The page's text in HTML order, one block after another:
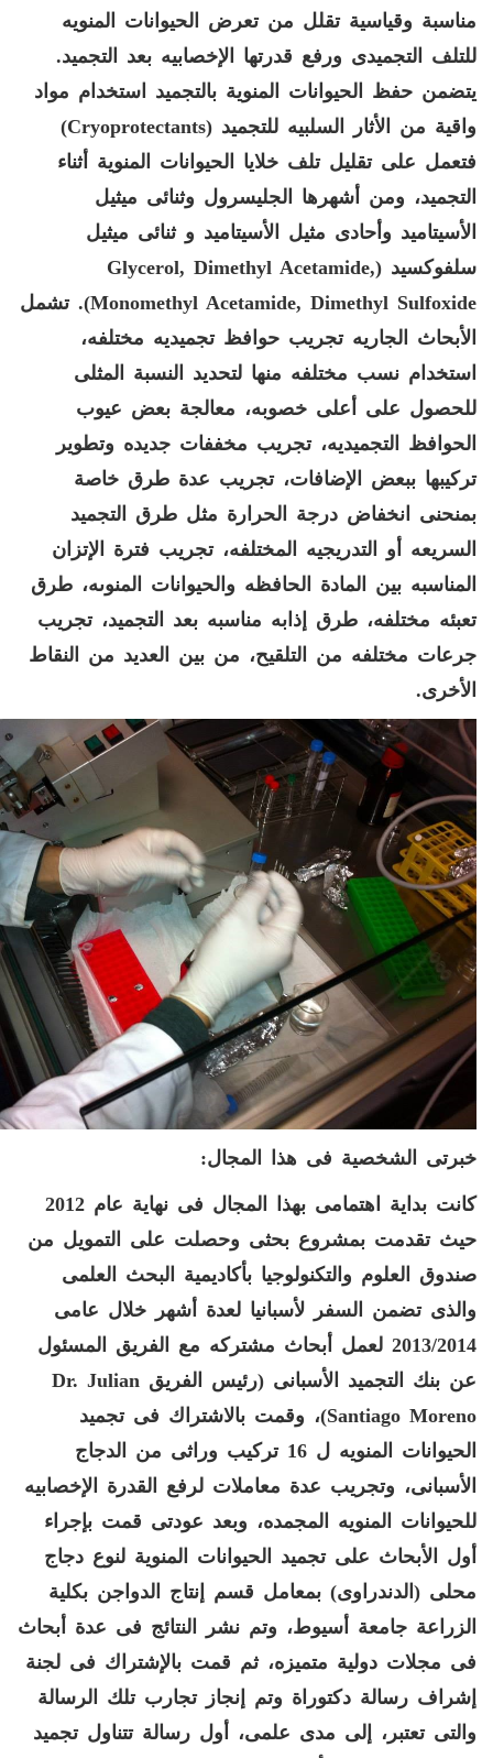
مناسبة وقياسية تقلل من تعرض الحيوانات المنويه
للتلف التجميدى ورفع قدرتها الإخصابيه بعد التجميد.
يتضمن حفظ الحيوانات المنوية بالتجميد استخدام مواد
واقية من الأثار السلبيه للتجميد (
Cryoprotectants
)
فتعمل على تقليل تلف خلايا الحيوانات المنوية أثناء
التجميد، ومن أشهرها الجليسرول وثنائى ميثيل
الأسيتاميد وأحادى مثيل الأسيتاميد وثنائى ميثيل
سلفوكسيد (
Glycerol, Dimethyl Acetamide,
Monomethyl Acetamide, Dimethyl Sulfoxide
).تشمل
الأبحاث الجاريه تجريب حوافظ تجميديه مختلفه،
استخدام نسب مختلفه منها لتحديد النسبة المثلى
للحصول على أعلى خصوبه، معالجة بعض عيوب
الحوافظ التجميديه، تجريب مخففات جديده وتطوير
تركيبها ببعض الإضافات، تجريب عدة طرق خاصة
بمنحنى انخفاض درجة الحرارة مثل طرق التجميد
السريعه أو التدريجيه المختلفه، تجريب فترة الإتزان
المناسبه بين المادة الحافظه والحيوانات المنوىه، طرق
تعبئه مختلفه، طرق إذابه مناسبه بعد التجميد، تجريب
جرعات مختلفه من التلقيح، من بين العديد من النقاط
الأخرى.
خبرتى الشخصية فى هذا المجال:
كانت بداية اهتمامى بهذا المجال فى نهاية عام 2012
حيث تقدمت بمشروع بحثى وحصلت على التمويل من
صندوق العلوم والتكنولوجيا بأكاديمية البحث العلمى
والذى تضمن السفر لأسبانيا لعدة أشهر خلال عامى
2013/2014 لعمل أبحاث مشتركه مع الفريق المسئول
عن بنك التجميد الأسبانى (رئيس الفريق Dr. Julian
Santiago Moreno
)، وقمت بالاشتراك فى تجميد
الحيوانات المنويه ل 16 تركيب وراثى من الدجاج
الأسبانى، وتجريب عدة معاملات لرفع القدرة الإخصابيه
للحيوانات المنويه المجمده، وبعد عودتى قمت بإجراء
أول الأبحاث على تجميد الحيوانات المنوية لنوع دجاج
محلى ( الدندراوى) بمعامل قسم إنتاج الدواجن بكلية
الزراعة جامعة أسيوط، وتم نشر النتائج فى عدة أبحاث
فى مجلات دولية متميزه، ثم قمت بالإشتراك فى لجنة
إشراف رسالة دكتوراة وتم إنجاز تجارب تلك الرسالة
والتى تعتبر، إلى مدى علمى،
أول رسالة تتناول تجميد